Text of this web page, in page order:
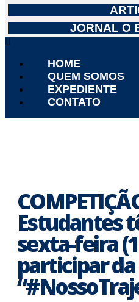
JORNAL O
HOME
QUEM SOMOS
EXPEDIENTE
CONTATO
Estudantes
sexta-feira
participar